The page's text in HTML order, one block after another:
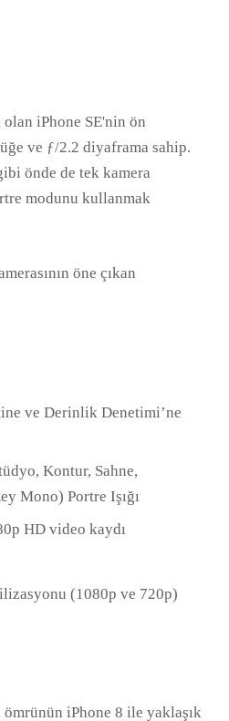
iPhone SE'nin ön
ve ƒ/2.2 diyaframa sahip.
önde de tek kamera
modunu kullanmak
öne çıkan
ve Derinlik Denetimi’ne
Kontur, Sahne,
Mono) Portre Işığı
HD video kaydı
(1080p ve 720p)
iPhone 8 ile yaklaşık